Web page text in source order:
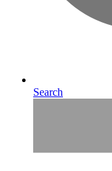
Search